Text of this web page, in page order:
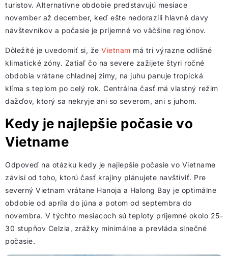
turistov. Alternatívne obdobie predstavujú mesiace
november až december, keď ešte nedorazili hlavné davy
návštevníkov a počasie je príjemné vo väčšine regiónov.
Dôležité je uvedomiť si, že Vietnam má tri výrazne odlišné
klimatické zóny. Zatiaľ čo na severe zažijete štyri ročné
obdobia vrátane chladnej zimy, na juhu panuje tropická
klíma s teplom po celý rok. Centrálna časť má vlastný režim
dažďov, ktorý sa nekryje ani so severom, ani s juhom.
Kedy je najlepšie počasie vo
Vietname
Odpoveď na otázku kedy je najlepšie počasie vo Vietname
závisí od toho, ktorú časť krajiny plánujete navštíviť. Pre
severný Vietnam vrátane Hanoja a Halong Bay je optimálne
obdobie od apríla do júna a potom od septembra do
novembra. V týchto mesiacoch sú teploty príjemné okolo 25-
30 stupňov Celzia, zrážky minimálne a prevláda slnečné
počasie.